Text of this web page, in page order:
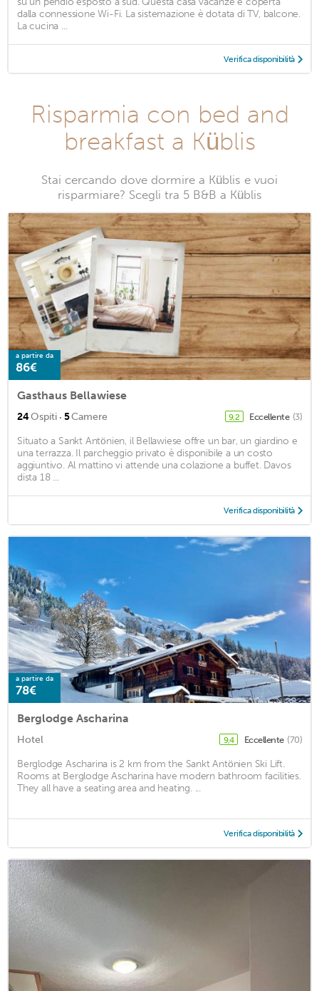
dalla connessione Wi-Fi. La sistemazione è dotata di TV, balcone.
La cucina ...
Verifica disponibilità
Risparmia con bed and
breakfast a Küblis
Stai cercando dove dormire a Küblis e vuoi
risparmiare? Scegli tra 5 B&B a Küblis
a partire da
86€
Gasthaus Bellawiese
24Ospiti · 5Camere 9,2 Eccellente (3)
Situato a Sankt Antönien, il Bellawiese offre un bar, un giardino e
una terrazza. Il parcheggio privato è disponibile a un costo
aggiuntivo. Al mattino vi attende una colazione a buffet. Davos
dista 18 ...
Verifica disponibilità
a partire da
78€
Berglodge Ascharina
Hotel 9,4 Eccellente (70)
Berglodge Ascharina is 2 km from the Sankt Antönien Ski Lift.
Rooms at Berglodge Ascharina have modern bathroom facilities.
They all have a seating area and heating. ...
Verifica disponibilità